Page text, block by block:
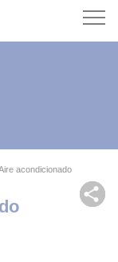
acondicionado